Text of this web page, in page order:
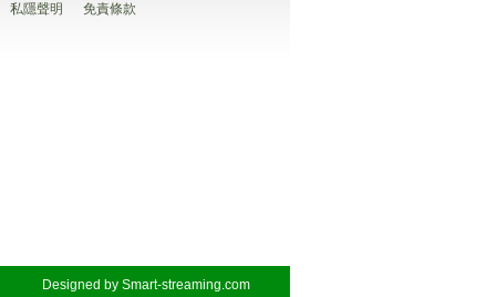
私隱聲明 免責條款
Designed by Smart-streaming.com